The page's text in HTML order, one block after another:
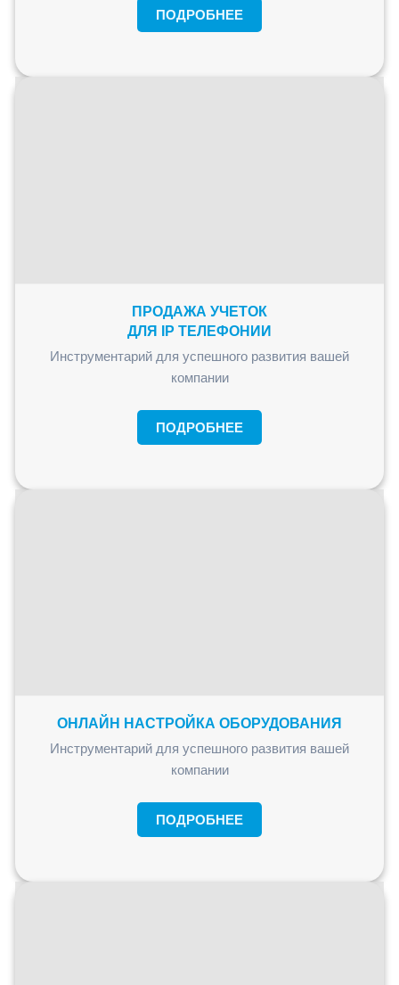
ПОДРОБНЕЕ
ПРОДАЖА УЧЕТОК
ДЛЯ IP ТЕЛЕФОНИИ
Инструментарий для успешного развития вашей
компании
ПОДРОБНЕЕ
ОНЛАЙН НАСТРОЙКА ОБОРУДОВАНИЯ
Инструментарий для успешного развития вашей
компании
ПОДРОБНЕЕ